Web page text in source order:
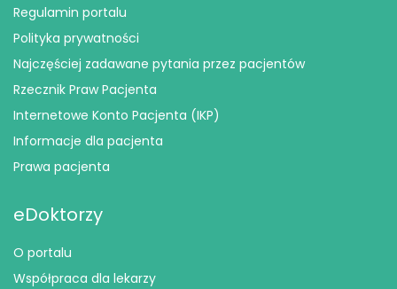
Regulamin portalu
Polityka prywatności
Najczęściej zadawane pytania przez pacjentów
Rzecznik Praw Pacjenta
Internetowe Konto Pacjenta (IKP)
Informacje dla pacjenta
Prawa pacjenta
eDoktorzy
O portalu
Współpraca dla lekarzy